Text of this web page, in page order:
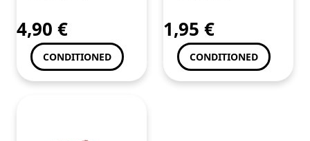
Brown
4,90 €
CONDITIONED
1,95 €
CONDITIONED